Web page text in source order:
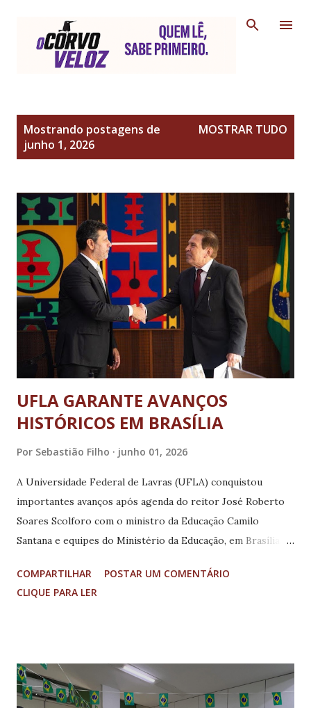
Mostrando postagens de
junho 1, 2026
MOSTRAR TUDO
UFLA GARANTE AVANÇOS
HISTÓRICOS EM BRASÍLIA
Por Sebastião Filho junho 01, 2026
A Universidade Federal de Lavras (UFLA) conquistou
importantes avanços após agenda do reitor José Roberto
Soares Scolforo com o ministro da Educação Camilo
Santana e equipes do Ministério da Educação, em Brasília.
chegada de 70 novos professores, além da ampliação do
quadro técnico-administrativo, fortalecendo a estrutura
modernização da Universidade. A UFLA trabalha para
assegurar cerca de R$ 13 milhões em novos equipamentos
COMPARTILHAR
POSTAR UM COMENTÁRIO
CLIQUE PARA LER